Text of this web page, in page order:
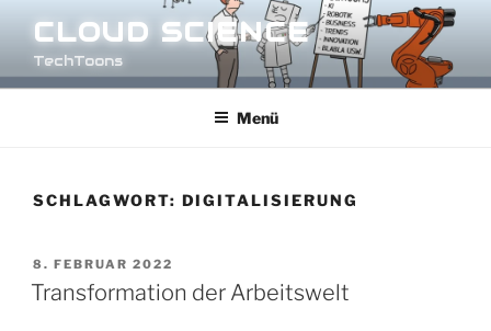
Inhalt
springen
CLOUD SCIENCE
TechToons
Menü
SCHLAGWORT: DIGITALISIERUNG
VERÖFFENTLICHT
AM
8. FEBRUAR 2022
Transformation der Arbeitswelt